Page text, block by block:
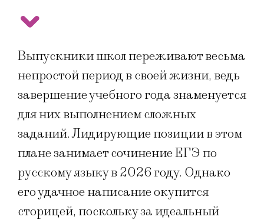
Выпускники школ переживают весьма
непростой период в своей жизни, ведь
завершение учебного года знаменуется
для них выполнением сложных
заданий. Лидирующие позиции в этом
плане занимает сочинение ЕГЭ по
русскому языку в 2026 году. Однако
его удачное написание окупится
сторицей, поскольку за идеальный